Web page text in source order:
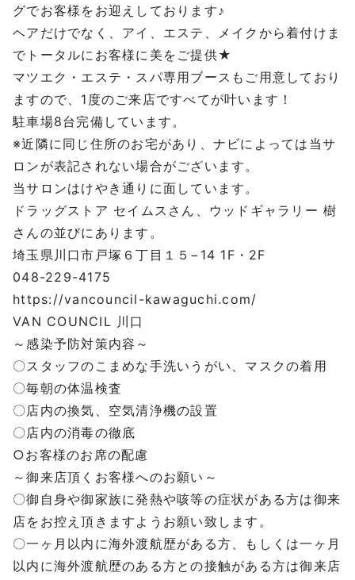
グでお客様をお迎えしております♪
ヘアだけでなく、アイ、エステ、メイクから着付けま
でトータルにお客様に美をご提供★
マツエク・エステ・スパ専用ブースもご用意しており
ますので、1度のご来店ですべてが叶います！
駐車場8台完備しています。
※近隣に同じ住所のお宅があり、ナビによっては当サ
ロンが表記されない場合がございます。
当サロンはけやき通りに面しています。
ドラッグストア セイムスさん、ウッドギャラリー 樹
さんの並びにあります。
埼玉県川口市戸塚６丁目１５−14 1F・2F
048-229-4175
https://vancouncil-kawaguchi.com/
VAN COUNCIL 川口
～感染予防対策内容～
〇スタッフのこまめな手洗いうがい、マスクの着用
〇毎朝の体温検査
〇店内の換気、空気清浄機の設置
〇店内の消毒の徹底
○お客様のお席の配慮
～御来店頂くお客様へのお願い～
〇御自身や御家族に発熱や咳等の症状がある方は御来
店をお控え頂きますようお願い致します。
〇一ヶ月以内に海外渡航歴がある方、もしくは一ヶ月
以内に海外渡航歴のある方との接触がある方は御来店